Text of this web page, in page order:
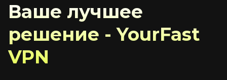
Ваше лучшее
решение - YourFast
VPN